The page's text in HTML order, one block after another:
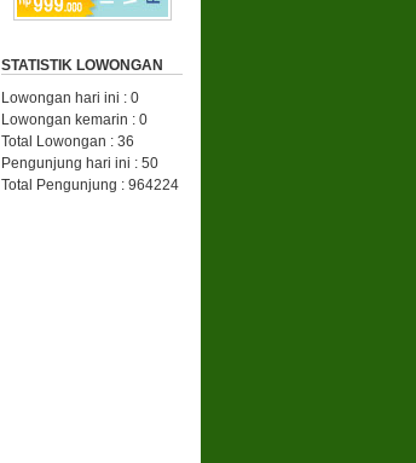
STATISTIK LOWONGAN
Lowongan hari ini : 0
Lowongan kemarin : 0
Total Lowongan : 36
Pengunjung hari ini : 50
Total Pengunjung : 964224